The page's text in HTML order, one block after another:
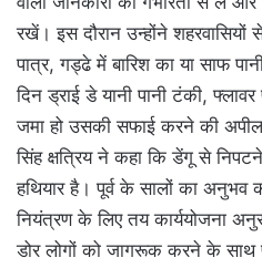
रखें। इस दौरान उन्होंने
पात्र, गड्ढे में बारिश का या साफ
दिन ड्राई डे यानी पानी टंकी,
जमा हो उसकी सफाई करने की
सिंह क्षत्रिय ने कहा कि डेंगू से
हथियार है। पूर्व के सालों का अनुभव
नियंत्रण के लिए तय कार्ययोजना
डोर लोगों को जागरूक करने के साथ